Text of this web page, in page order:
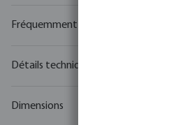
Fréquemment achetés ensemble
Détails techniques
Dimensions